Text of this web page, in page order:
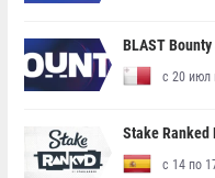
BLAST
с 20 июл
Stake Ranked
с 14 по